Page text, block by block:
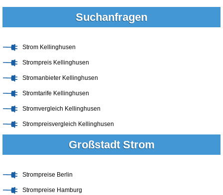
Suchanfragen
Strom Kellinghusen
Strompreis Kellinghusen
Stromanbieter Kellinghusen
Stromtarife Kellinghusen
Stromvergleich Kellinghusen
Strompreisvergleich Kellinghusen
Großstadt Strom
Strompreise Berlin
Strompreise Hamburg